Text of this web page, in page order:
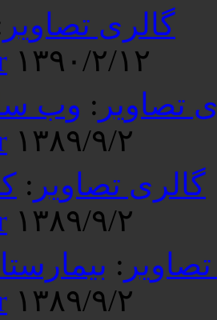
گالری تصاویر
۱۳۹۰/۲/۱۲
تصاویر : وب
۱۳۸۹/۹/۲
گالری تصاویر :
۱۳۸۹/۹/۲
:
۱۳۸۹/۹/۲